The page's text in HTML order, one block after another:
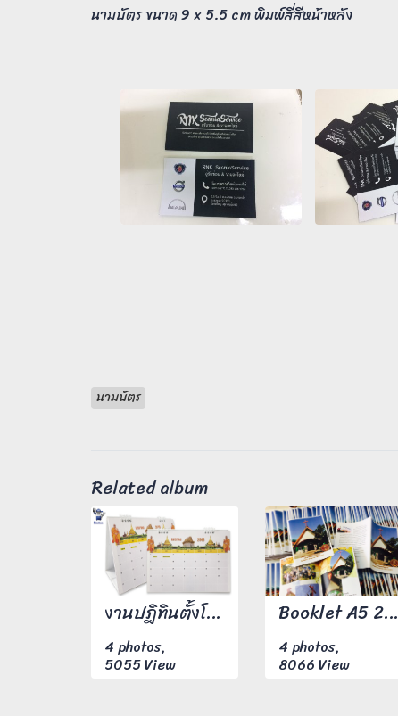
นามบัตร ขนาด 9 x 5.5 cm พิมพ์สี่สีหน้าหลัง
นามบัตร
Related album
งานปฎิทินตั้งโต๊ะ
4 photos,
5055 View
Booklet A5 200 เล่ม สี่สีหน้าหลัง
4 photos,
8066 View